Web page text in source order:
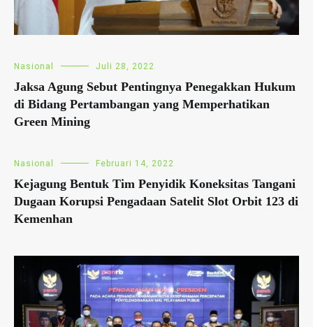
Nasional Juli 28, 2022
Jaksa Agung Sebut Pentingnya Penegakkan Hukum
di Bidang Pertambangan yang Memperhatikan
Green Mining
Nasional Februari 14, 2022
Kejagung Bentuk Tim Penyidik Koneksitas Tangani
Dugaan Korupsi Pengadaan Satelit Slot Orbit 123 di
Kemenhan